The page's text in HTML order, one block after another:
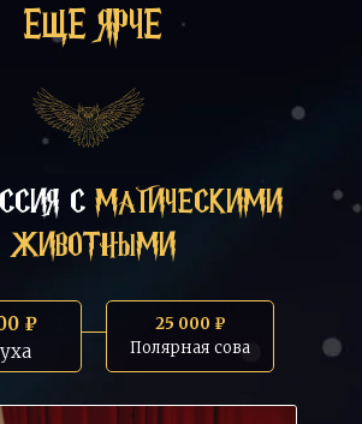
С МАГИЧЕСКИМИ
ЖИВОТНЫМИ
₽
ЕЩЕ ЯРЧЕ
25 000 ₽
Полярная сова